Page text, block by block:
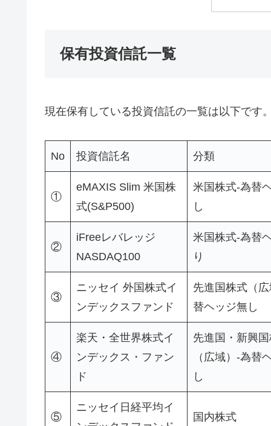
保有投資信託一覧
現在保有している投資信託の一覧は以下です
No 投資信託名 分類
①
eMAXIS Slim 米国株
式(S&P500)
米国株式-為替
し
②
iFreeレバレッジ
NASDAQ100
米国株式-為替
り
③
ニッセイ 外国株式イ
ンデックスファンド
先進国株式（
替ヘッジ無し
④
楽天・全世界株式イ
ンデックス・ファン
ド
先進国・新興
（広域）-為替
し
⑤
ニッセイ日経平均イ
国内株式